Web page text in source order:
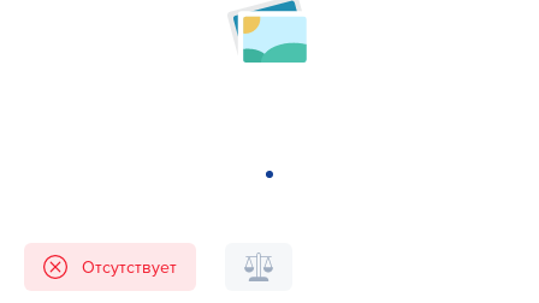
Отсутствует